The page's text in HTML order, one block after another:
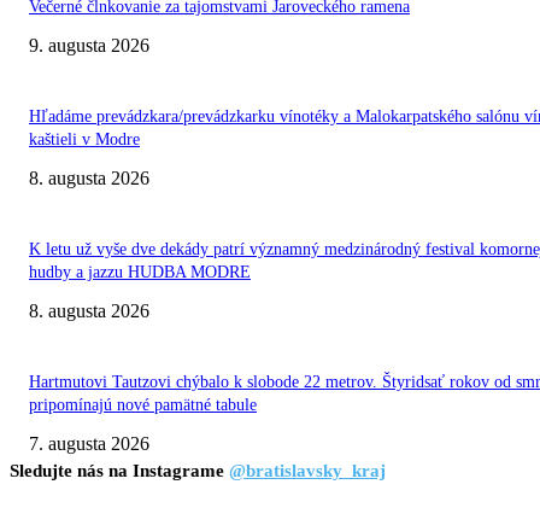
Večerné člnkovanie za tajomstvami Jaroveckého ramena
9. augusta 2026
Hľadáme prevádzkara/prevádzkarku vínotéky a Malokarpatského salónu
kaštieli v Modre
8. augusta 2026
K letu už vyše dve dekády patrí významný medzinárodný festival
hudby a jazzu HUDBA MODRE
8. augusta 2026
Hartmutovi Tautzovi chýbalo k slobode 22 metrov. Štyridsať rokov od
pripomínajú nové pamätné tabule
7. augusta 2026
Sledujte nás na Instagrame @bratislavsky_kraj